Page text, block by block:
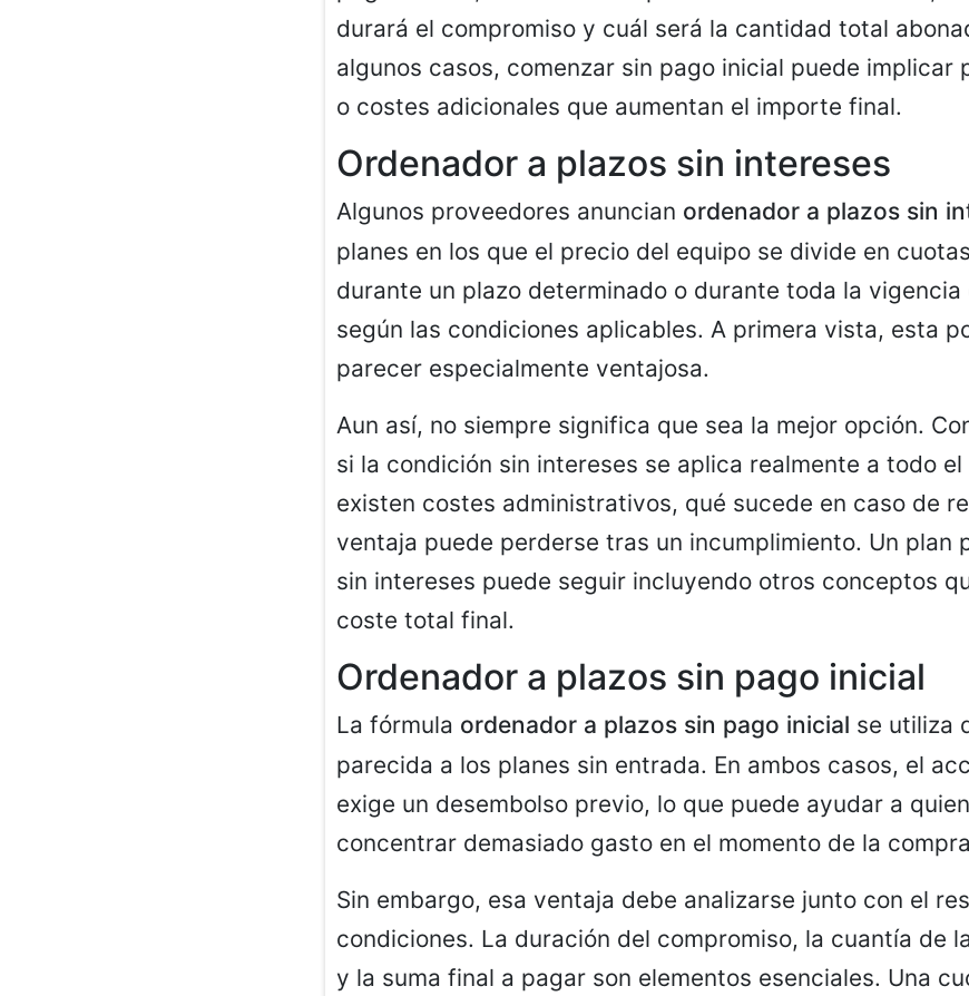
durará el compromiso y cuál será la cantidad total
algunos casos, comenzar sin pago inicial puede implicar
o costes adicionales que aumentan el importe final.
Ordenador a plazos sin intereses
Algunos proveedores anuncian ordenador a plazos sin
planes en los que el precio del equipo se divide en
durante un plazo determinado o durante toda la vigencia
según las condiciones aplicables. A primera vista, esta
parecer especialmente ventajosa.
Aun así, no siempre significa que sea la mejor opción.
si la condición sin intereses se aplica realmente a todo
existen costes administrativos, qué sucede en caso de
ventaja puede perderse tras un incumplimiento. Un plan
sin intereses puede seguir incluyendo otros conceptos
coste total final.
Ordenador a plazos sin pago inicial
La fórmula ordenador a plazos sin pago inicial se utiliza
parecida a los planes sin entrada. En ambos casos, el
exige un desembolso previo, lo que puede ayudar a
concentrar demasiado gasto en el momento de la
Sin embargo, esa ventaja debe analizarse junto con el
condiciones. La duración del compromiso, la cuantía de
y la suma final a pagar son elementos esenciales. Una